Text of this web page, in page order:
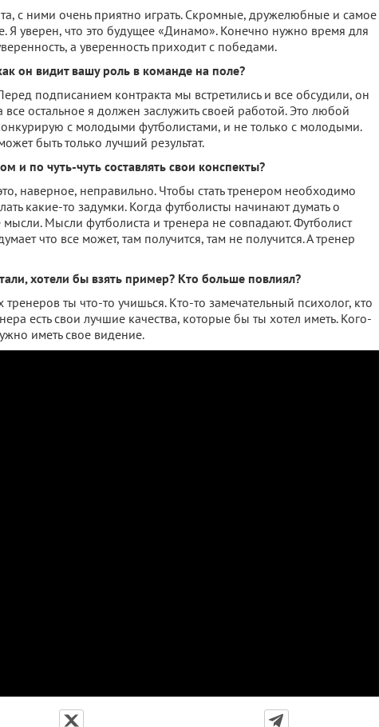
с ними очень приятно играть. Скромные, дружелюбные и самое
Я уверен, что это будущее «Динамо». Конечно нужно время для
а уверенность приходит с победами.
он видит вашу роль в команде на поле?
подписанием контракта мы встретились и все обсудили, он
все остальное я должен заслужить своей работой. Это любой
с молодыми футболистами, и не только с молодыми.
быть только лучший результат.
и по чуть-чуть составлять свои конспекты?
наверное, неправильно. Чтобы стать тренером необходимо
какие-то задумки. Когда футболисты начинают думать о
мысли. Мысли футболиста и тренера не совпадают. Футболист
что все может, там получится, там не получится. А тренер
хотели бы взять пример? Кто больше повлиял?
ты что-то учишься. Кто-то замечательный психолог, кто
есть свои лучшие качества, которые бы ты хотел иметь. Кого-
иметь свое видение.